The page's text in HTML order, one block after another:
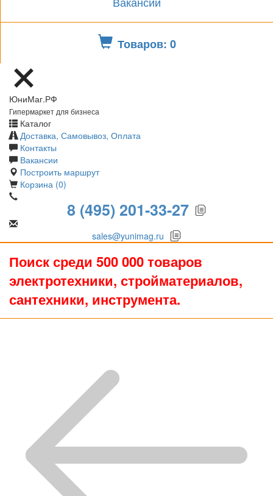
Товаров: 0
ЮниМаг.РФ
Гипермаркет для бизнеса
Каталог
Доставка, Самовывоз, Оплата
Контакты
Вакансии
Построить маршрут
Корзина (0)
8 (495) 201-33-27
sales@yunimag.ru
Поиск среди 500 000 товаров
электротехники, стройматериалов,
сантехники, инструмента.